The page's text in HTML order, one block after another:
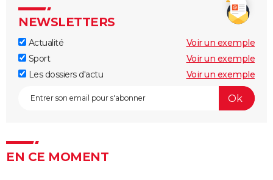
NEWSLETTERS
Actualité
Voir un exemple
Sport
Voir un exemple
Les dossiers d'actu
Voir un exemple
EN CE MOMENT